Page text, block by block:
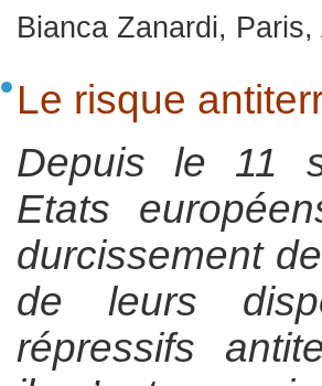
Bianca Zanardi, Paris,
Le risque
Depuis le 11
Etats
durcissement
de leurs
répressifs